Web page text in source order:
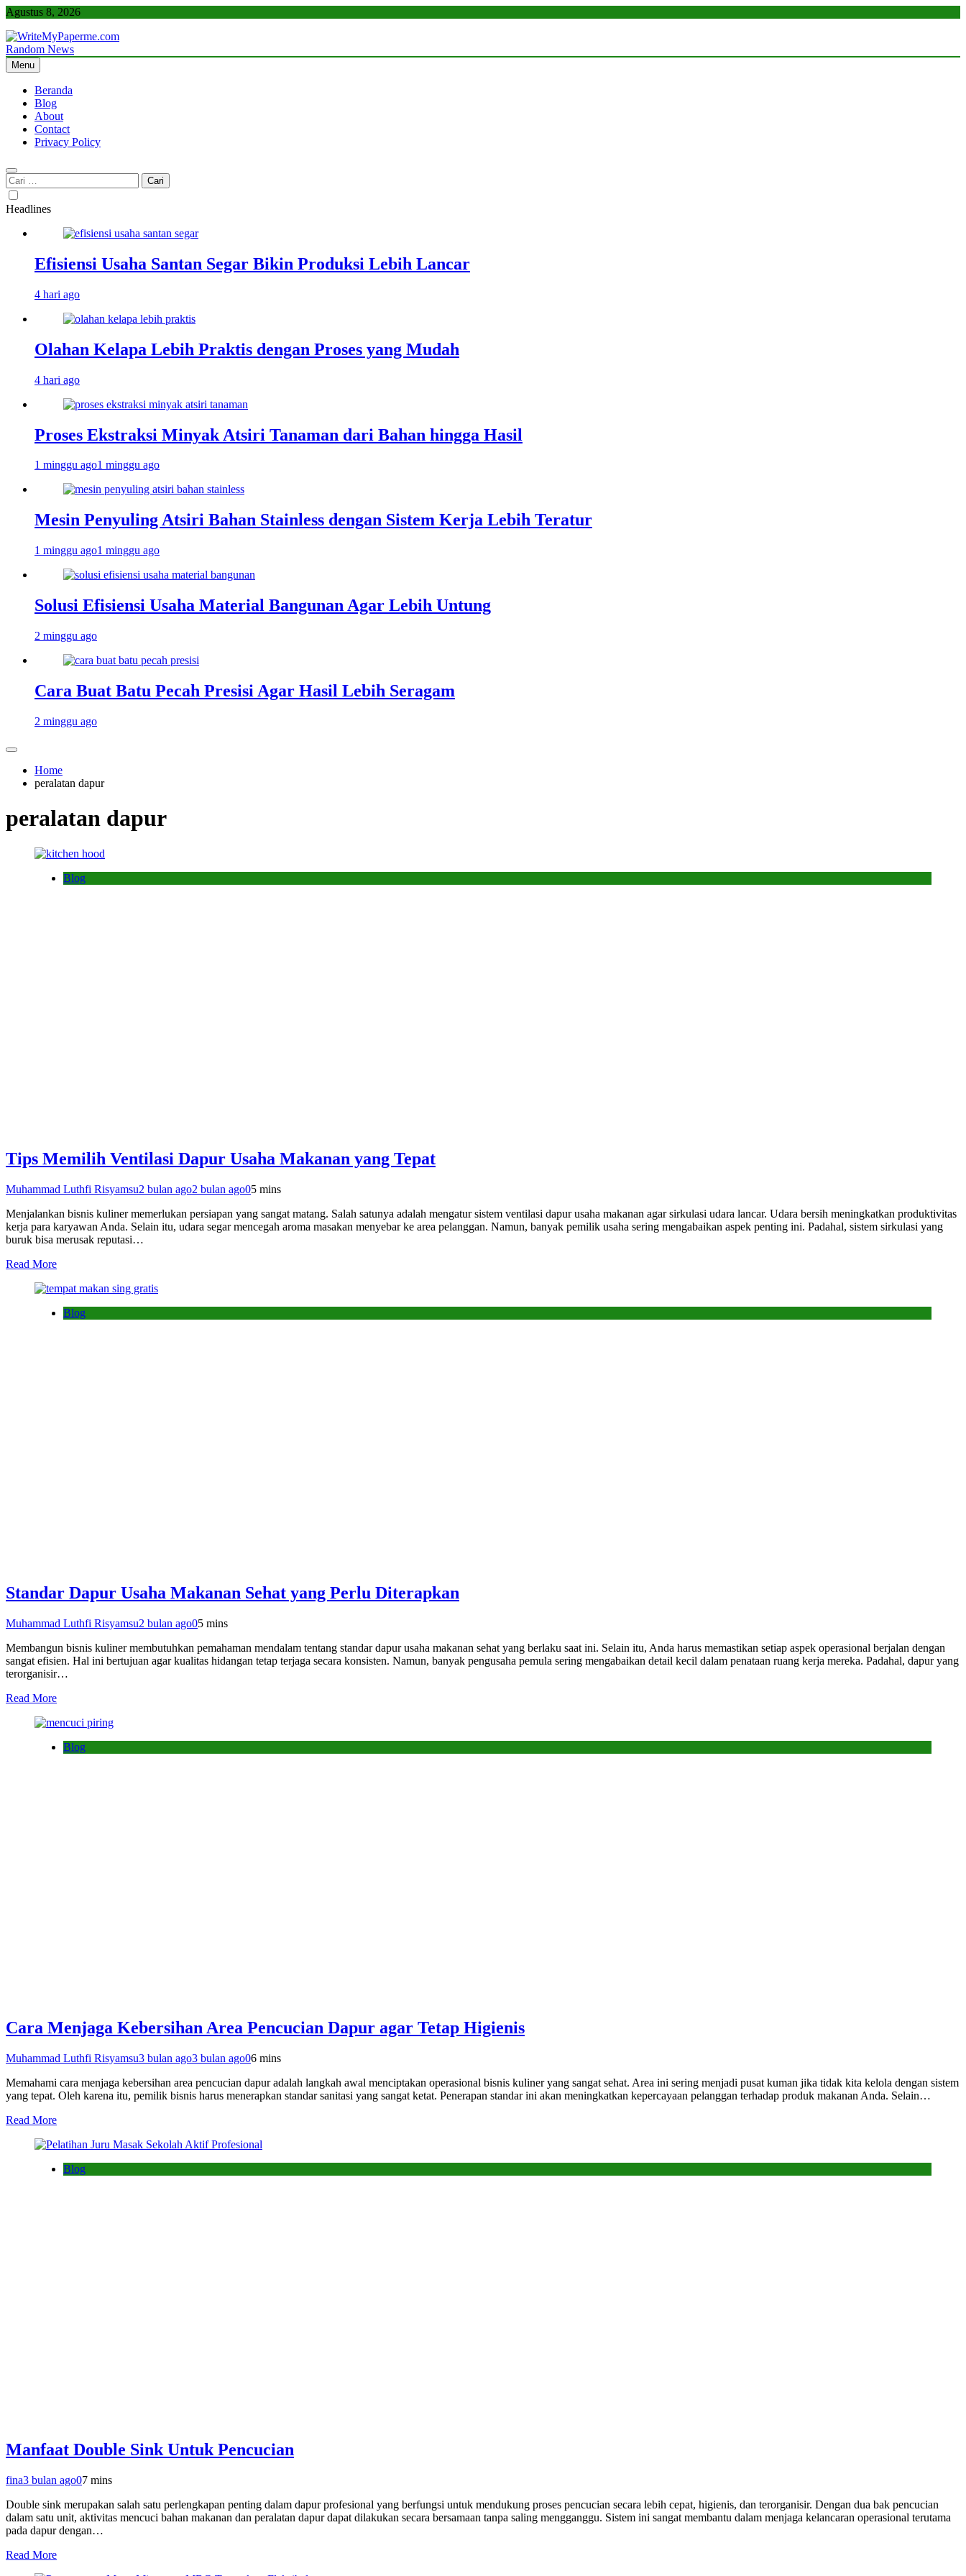
Skip
content
Agustus 8, 2026
WriteMyPaperme.com
Bisnis, Kuliner, Teknologi
Random News
Menu
Beranda
Blog
About
Contact
Privacy Policy
Cari
untuk:
Headlines
Efisiensi Usaha Santan Segar Bikin Produksi Lebih Lancar
4 hari ago
Olahan Kelapa Lebih Praktis dengan Proses yang Mudah
4 hari ago
Proses Ekstraksi Minyak Atsiri Tanaman dari Bahan hingga Hasil
1 minggu ago1 minggu ago
Mesin Penyuling Atsiri Bahan Stainless dengan Sistem Kerja Lebih Teratur
1 minggu ago1 minggu ago
Solusi Efisiensi Usaha Material Bangunan Agar Lebih Untung
2 minggu ago
Cara Buat Batu Pecah Presisi Agar Hasil Lebih Seragam
2 minggu ago
Home
peralatan dapur
peralatan dapur
Blog
Tips Memilih Ventilasi Dapur Usaha Makanan yang Tepat
Muhammad Luthfi Risyamsu2 bulan ago2 bulan ago05 mins
Menjalankan bisnis kuliner memerlukan persiapan yang sangat matang. Salah satunya adalah mengatur sistem ventilasi dapur usaha makanan agar sirkulasi udara lancar. Udara bersih meningkatkan produktivitas
kerja para karyawan Anda. Selain itu, udara segar mencegah aroma masakan menyebar ke area pelanggan. Namun, banyak pemilik usaha sering mengabaikan aspek penting ini. Padahal, sistem sirkulasi yang
buruk bisa merusak reputasi…
Read More
Blog
Standar Dapur Usaha Makanan Sehat yang Perlu Diterapkan
Muhammad Luthfi Risyamsu2 bulan ago05 mins
Membangun bisnis kuliner membutuhkan pemahaman mendalam tentang standar dapur usaha makanan sehat yang berlaku saat ini. Selain itu, Anda harus memastikan setiap aspek operasional berjalan dengan
sangat efisien. Hal ini bertujuan agar kualitas hidangan tetap terjaga secara konsisten. Namun, banyak pengusaha pemula sering mengabaikan detail kecil dalam penataan ruang kerja mereka. Padahal, dapur yang
terorganisir…
Read More
Blog
Cara Menjaga Kebersihan Area Pencucian Dapur agar Tetap Higienis
Muhammad Luthfi Risyamsu3 bulan ago3 bulan ago06 mins
Memahami cara menjaga kebersihan area pencucian dapur adalah langkah awal menciptakan operasional bisnis kuliner yang sangat sehat. Area ini sering menjadi pusat kuman jika tidak kita kelola dengan sistem
yang tepat. Oleh karena itu, pemilik bisnis harus menerapkan standar sanitasi yang sangat ketat. Penerapan standar ini akan meningkatkan kepercayaan pelanggan terhadap produk makanan Anda. Selain…
Read More
Blog
Manfaat Double Sink Untuk Pencucian
fina3 bulan ago07 mins
Double sink merupakan salah satu perlengkapan penting dalam dapur profesional yang berfungsi untuk mendukung proses pencucian secara lebih cepat, higienis, dan terorganisir. Dengan dua bak pencucian
dalam satu unit, aktivitas mencuci bahan makanan dan peralatan dapur dapat dilakukan secara bersamaan tanpa saling mengganggu. Sistem ini sangat membantu dalam menjaga kelancaran operasional terutama
pada dapur dengan…
Read More